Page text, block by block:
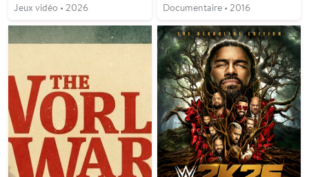
Jeux vidéo • 2026 Documentaire • 2016